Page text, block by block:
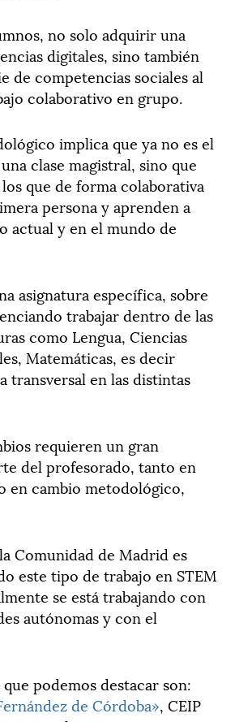
no solo adquirir una
digitales, sino también
de competencias sociales al
colaborativo en grupo.
implica que ya no es el
clase magistral, sino que
que de forma colaborativa
persona y aprenden a
actual y en el mundo de
asignatura específica, sobre
trabajar dentro de las
como Lengua, Ciencias
Matemáticas, es decir
transversal en las distintas
requieren un gran
del profesorado, tanto en
en cambio metodológico,
Comunidad de Madrid es
este tipo de trabajo en STEM
se está trabajando con
autónomas y con el
podemos destacar son:
de Córdoba», CEIP